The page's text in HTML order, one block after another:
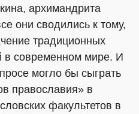
архимандрита
они сводились к тому,
традиционных
в современном мире. И
могло бы сыграть
православия» в
факультетов в